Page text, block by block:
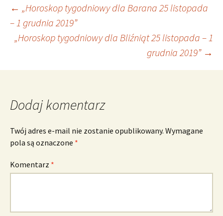
Nawigacja
wpisu
← „Horoskop tygodniowy dla Barana 25 listopada
– 1 grudnia 2019”
„Horoskop tygodniowy dla Bliźniąt 25 listopada – 1
grudnia 2019” →
Dodaj komentarz
Twój adres e-mail nie zostanie opublikowany. Wymagane
pola są oznaczone *
Komentarz *